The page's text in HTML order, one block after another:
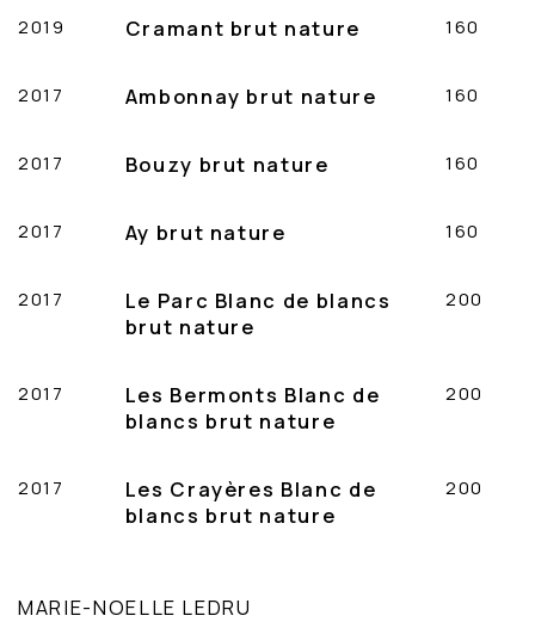
2019 Cramant brut nature 160
2017 Ambonnay brut nature 160
2017 Bouzy brut nature 160
2017 Ay brut nature 160
2017
Le Parc Blanc de blancs
brut nature
200
2017
Les Bermonts Blanc de
blancs brut nature
200
2017
Les Crayères Blanc de
blancs brut nature
200
MARIE-NOELLE LEDRU